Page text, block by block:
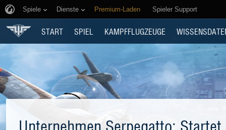
Spiele Dienste Premium-Laden Spieler Support
START SPIEL KAMPFFLUGZEUGE
Unternehmen Serpegatto: